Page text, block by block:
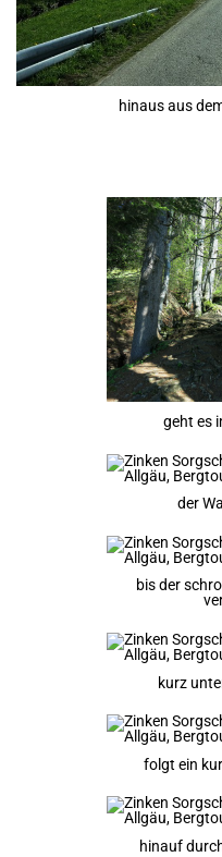
hinaus aus
geht es
der
bis der
kurz
folgt ein
hinauf